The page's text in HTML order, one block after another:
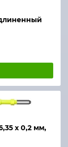
х 0,2 мм,